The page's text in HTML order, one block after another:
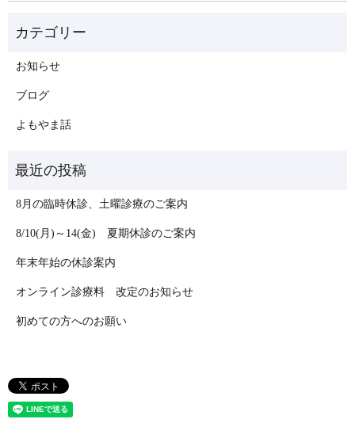
お知らせ
ブログ
よもやま話
8月の臨時休診、土曜診療のご案内
8/10(月)～14(金) 夏期休診のご案内
年末年始の休診案内
オンライン診療料 改定のお知らせ
初めての方へのお願い